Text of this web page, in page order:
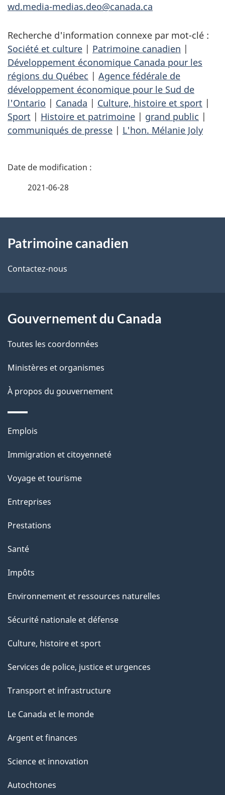
wd.media-medias.deo@canada.ca
Recherche d'information connexe par mot-clé :
Société et culture | Patrimoine canadien |
Développement économique Canada pour les
régions du Québec | Agence fédérale de
développement économique pour le Sud de
l'Ontario | Canada | Culture, histoire et sport |
Sport | Histoire et patrimoine | grand public |
communiqués de presse | L'hon. Mélanie Joly
D
i
l
d
e
p
a
2021-06-28
propos
de
site
Patrimoine canadien
Contactez-nous
Gouvernement du Canada
Toutes les coordonnées
Ministères et organismes
À propos du gouvernement
Thèmes
sujets
Emplois
Immigration et citoyenneté
Voyage et tourisme
Entreprises
Prestations
Santé
Impôts
Environnement et ressources naturelles
Sécurité nationale et défense
Culture, histoire et sport
Services de police, justice et urgences
Transport et infrastructure
Le Canada et le monde
Argent et finances
Science et innovation
Autochtones